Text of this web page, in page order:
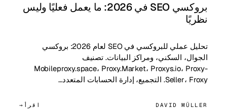
بروكسي SEO في 2026: ما يعمل فعليًا وليس
نظريًا
تحليل عملي للبروكسي في SEO لعام 2026: بروكسي
الجوال، السكني، ومراكز البيانات. تصنيف
Mobileproxy.space، Proxy.Market، Proxys.io، Proxy-
Seller، Froxy. التجميع، إدارة الحسابات المتعدد…
DAVID MÜLLER اقرأ